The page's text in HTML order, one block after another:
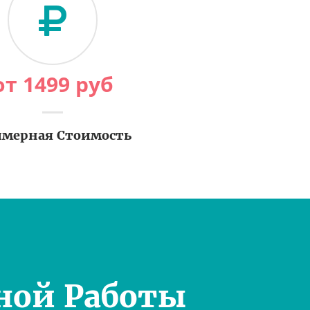
1499 руб
Стоимость
Работы